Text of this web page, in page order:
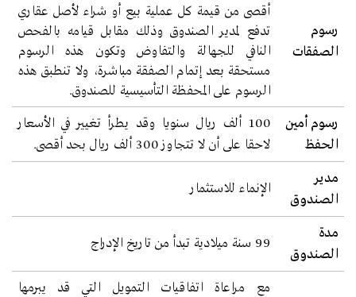
رسوم
الصفقات
أقصى من قيمة كل عملية بيع أو شراء لأصل عقاري
تدفع لمدير الصندوق وذلك مقابل قيامه بالفحص
النافي للجهالة والتفاوض وتكون هذه الرسوم
مستحقة بعد إتمام الصفقة مباشرة، ولا تنطبق هذه
الرسوم على المحفظة التأسيسية للصندوق.
رسوم أمين
الحفظ
100 ألف ريال سنويا وقد يطرأ تغيير في الأسعار
لاحقا على أن لا تتجاوز 300 ألف ريال بحد أقصى.
مدير
الصندوق
الإنماء للاستثمار
مدة
الصندوق
99 سنة ميلادية تبدأ من تاريخ الإدراج
مع مراعاة اتفاقيات التمويل التي قد يبرمها